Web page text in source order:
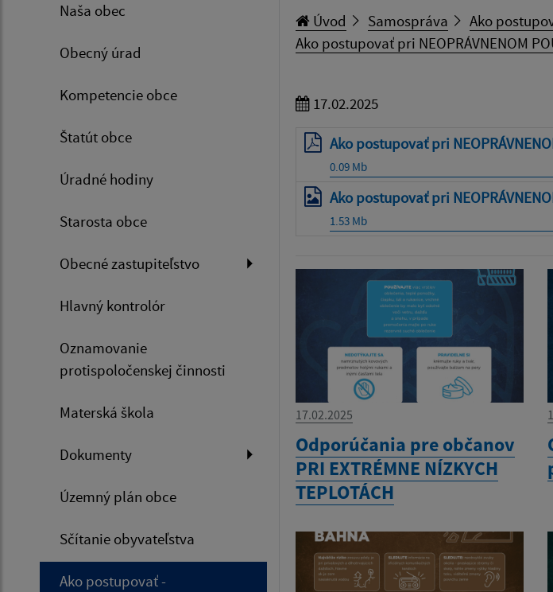
Naša obec
Obecný úrad
Kompetencie obce
Štatút obce
Úradné hodiny
Starosta obce
Obecné zastupiteľstvo
Hlavný kontrolór
Oznamovanie
protispoločenskej činnosti
Materská škola
Dokumenty
Územný plán obce
Sčítanie obyvateľstva
Ako postupovať -
Úvod Samospráva
Ako
Ako postupovať pri NEOPRÁVNENOM
17.02.2025
Ako postupovať pri
0.09 Mb
Ako postupovať pri
1.53 Mb
17.02.2025
Odporúčania pre občanov
PRI EXTRÉMNE NÍZKYCH
TEPLOTÁCH